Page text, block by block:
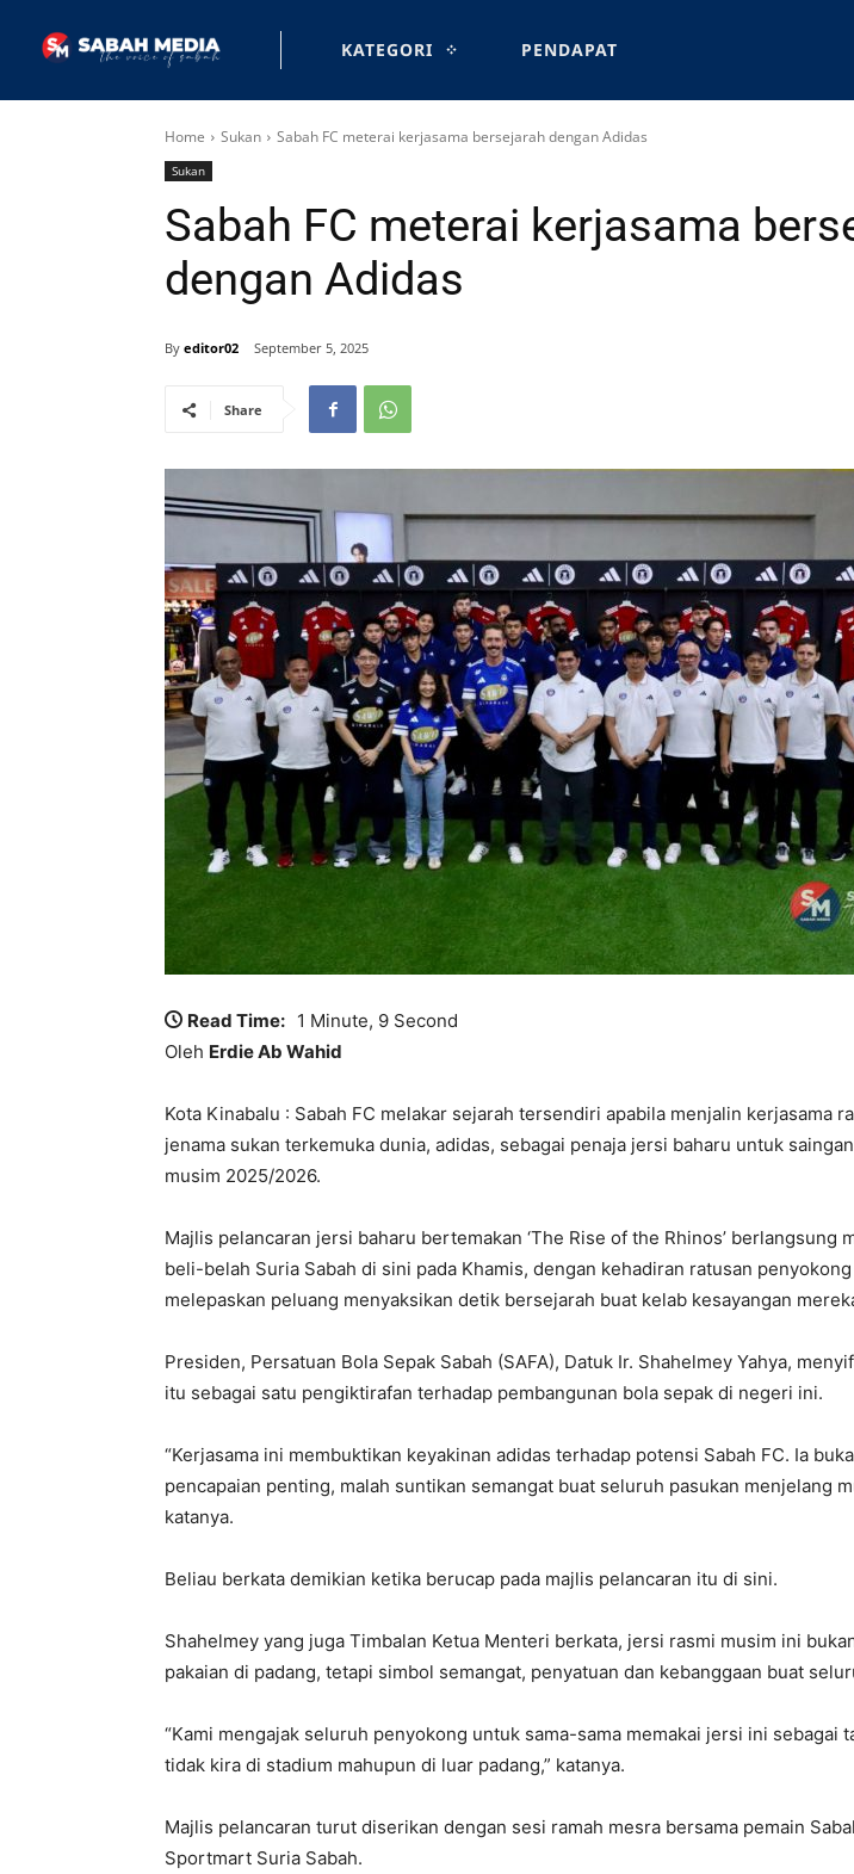
KATEGORI PENDAPAT
Home Sukan Sabah FC meterai kerjasama bersejarah dengan Adidas
Sukan
Sabah FC meterai kerjasama
dengan Adidas
By editor02 September 5, 2025
Share
Read Time: 1 Minute, 9 Second
Oleh Erdie Ab Wahid
Kota Kinabalu : Sabah FC melakar sejarah tersendiri apabila menjalin kerjasama
jenama sukan terkemuka dunia, adidas, sebagai penaja jersi baharu untuk
musim 2025/2026.
Majlis pelancaran jersi baharu bertemakan ‘The Rise of the Rhinos’ berlangsung
beli-belah Suria Sabah di sini pada Khamis, dengan kehadiran ratusan
melepaskan peluang menyaksikan detik bersejarah buat kelab kesayangan
Presiden, Persatuan Bola Sepak Sabah (SAFA), Datuk Ir. Shahelmey Yahya,
itu sebagai satu pengiktirafan terhadap pembangunan bola sepak di negeri ini.
“Kerjasama ini membuktikan keyakinan adidas terhadap potensi Sabah FC. Ia
pencapaian penting, malah suntikan semangat buat seluruh pasukan menjelang
katanya.
Beliau berkata demikian ketika berucap pada majlis pelancaran itu di sini.
Shahelmey yang juga Timbalan Ketua Menteri berkata, jersi rasmi musim ini
pakaian di padang, tetapi simbol semangat, penyatuan dan kebanggaan buat
“Kami mengajak seluruh penyokong untuk sama-sama memakai jersi ini sebagai
tidak kira di stadium mahupun di luar padang,” katanya.
Majlis pelancaran turut diserikan dengan sesi ramah mesra bersama pemain
Sportmart Suria Sabah.